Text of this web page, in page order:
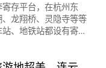
存平台，在杭州东
龙翔桥、灵隐寺等等
、地铁站都设有寄存